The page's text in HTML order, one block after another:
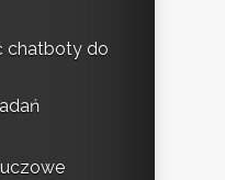
chatboty do